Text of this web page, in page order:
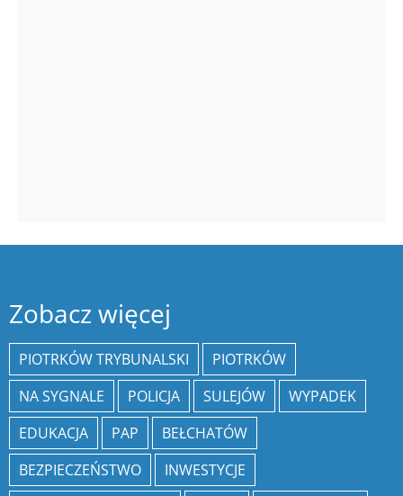
Zobacz więcej
PIOTRKÓW TRYBUNALSKI
PIOTRKÓW
NA SYGNALE
POLICJA SULEJÓW
WYPADEK
EDUKACJA
PAP
BEŁCHATÓW
BEZPIECZEŃSTWO
INWESTYCJE